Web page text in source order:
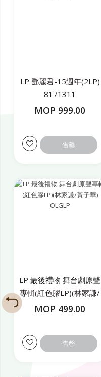
LP 鄧麗君-15週年(2LP)
8171311
MOP 999.00
售罄
LP 最後禮物 舞台劇原聲
專輯(紅色膠LP)(林家謙/
黃子華) OLGLP
MOP 499.00
售罄